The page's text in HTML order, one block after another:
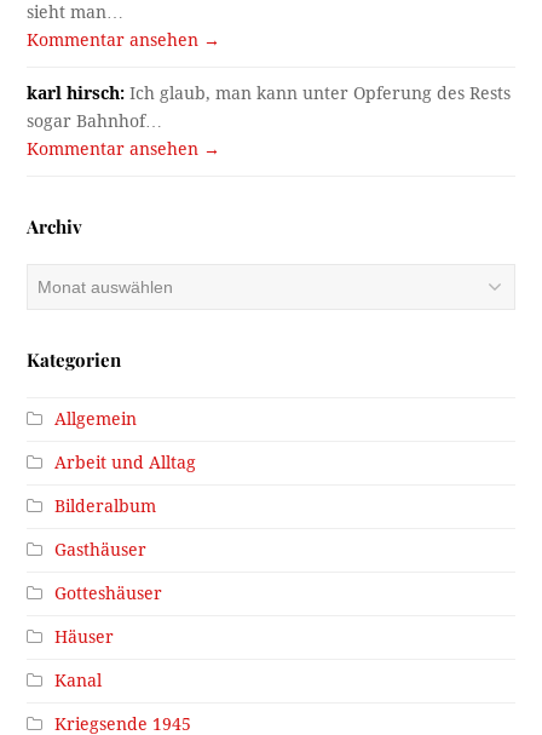
sieht man…
Kommentar ansehen →
karl hirsch: Ich glaub, man kann unter Opferung des Rests
sogar Bahnhof…
Kommentar ansehen →
Archiv
Kategorien
Allgemein
Arbeit und Alltag
Bilderalbum
Gasthäuser
Gotteshäuser
Häuser
Kanal
Kriegsende 1945